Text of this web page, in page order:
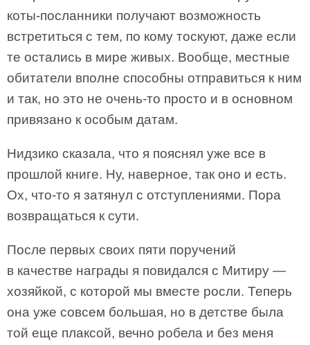
коты-посланники получают возможность
встретиться с тем, по кому тоскуют, даже если
те остались в мире живых. Вообще, местные
обитатели вполне способны отправиться к ним
и так, но это не очень-то просто и в основном
привязано к особым датам.
Нидзико сказала, что я пояснял уже все в
прошлой книге. Ну, наверное, так оно и есть.
Ох, что-то я затянул с отступлениями. Пора
возвращаться к сути.
После первых своих пяти поручений
в качестве награды я повидался с Митиру —
хозяйкой, с которой мы вместе росли. Теперь
она уже совсем большая, но в детстве была
той еще плаксой, вечно робела и без меня